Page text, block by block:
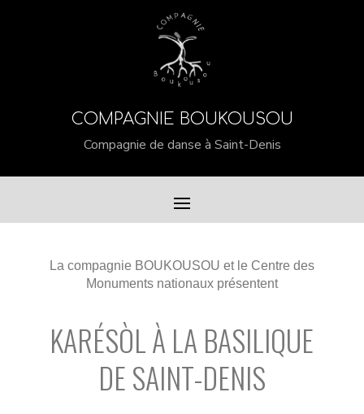
COMPAGNIE BOUKOUSOU
Compagnie de danse à Saint-Denis
La compagnie BOUKOUSOU et le Centre des
Monuments nationaux présentent
KARÉSÒL À LA BASILIQUE
DE SAINT-DENIS